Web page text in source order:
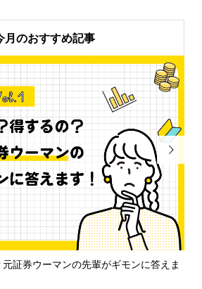
月のおすすめ記事
証券ウーマンの先輩がギモンに答えま
